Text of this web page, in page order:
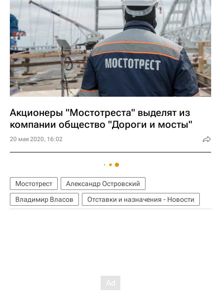
Акционеры "Мостотреста" выделят из
компании общество "Дороги и мосты"
20 мая 2020, 16:02
Мостотрест
Александр Островский
Владимир Власов
Отставки и назначения - Новости